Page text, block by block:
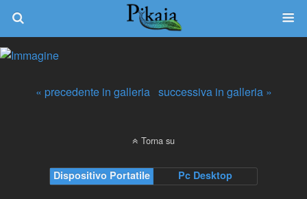
« precedente in galleria successiva in galleria »
Torna su
Dispositivo Portatile Pc Desktop